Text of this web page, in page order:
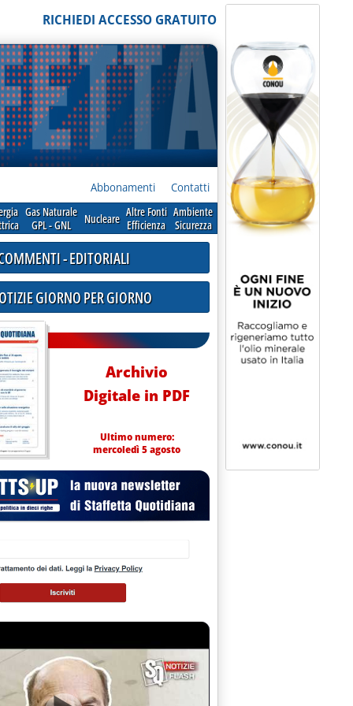
RICHIEDI ACCESSO GRATUITO
Abbonamenti Contatti
Gas Naturale
GPL - GNL
Nucleare Altre Fonti
Efficienza
Ambiente
Sicurezza
Igcc e CCS'
- EDITORIALI
GIORNO PER GIORNO
Archivio
Digitale in PDF
Ultimo numero:
mercoledì 5 agosto